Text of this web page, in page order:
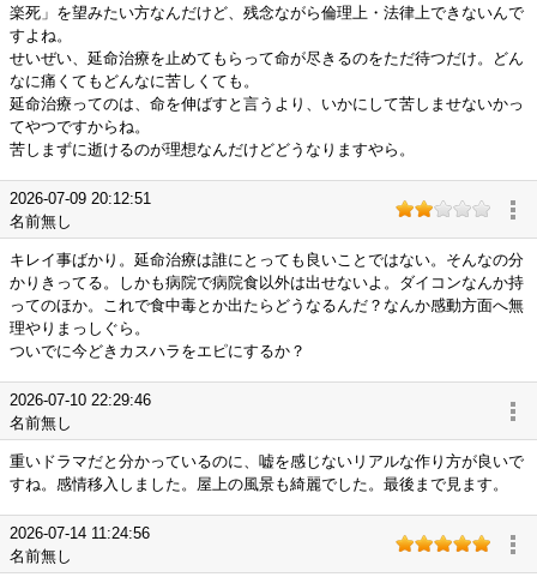
楽死」を望みたい方なんだけど、残念ながら倫理上・法律上できないんで
すよね。
せいぜい、延命治療を止めてもらって命が尽きるのをただ待つだけ。どん
なに痛くてもどんなに苦しくても。
延命治療ってのは、命を伸ばすと言うより、いかにして苦しませないかっ
てやつですからね。
苦しまずに逝けるのが理想なんだけどどうなりますやら。
2026-07-09 20:12:51
名前無し
キレイ事ばかり。延命治療は誰にとっても良いことではない。そんなの分
かりきってる。しかも病院で病院食以外は出せないよ。ダイコンなんか持
ってのほか。これで食中毒とか出たらどうなるんだ？なんか感動方面へ無
理やりまっしぐら。
ついでに今どきカスハラをエピにするか？
2026-07-10 22:29:46
名前無し
重いドラマだと分かっているのに、嘘を感じないリアルな作り方が良いで
すね。感情移入しました。屋上の風景も綺麗でした。最後まで見ます。
2026-07-14 11:24:56
名前無し